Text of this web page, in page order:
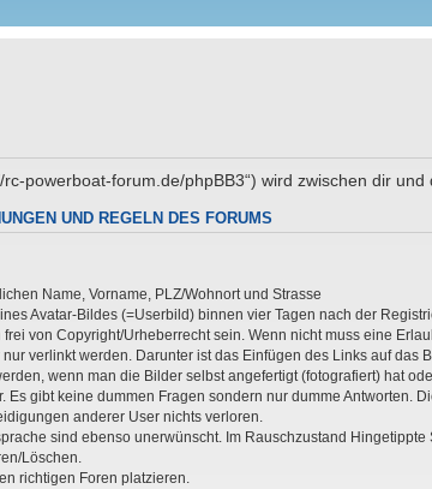
rc-powerboat-forum.de/phpBB3“) wird zwischen dir
UND REGELN DES FORUMS
Name, Vorname, PLZ/Wohnort und Strasse
Avatar-Bildes (=Userbild) binnen vier Tagen nach der
frei von Copyright/Urheberrecht sein. Wenn nicht muss eine
verlinkt werden. Darunter ist das Einfügen des Links auf
wenn man die Bilder selbst angefertigt (fotografiert) hat
Es gibt keine dummen Fragen sondern nur dumme Antworten.
anderer User nichts verloren.
sind ebenso unerwünscht. Im Rauschzustand
Löschen.
richtigen Foren platzieren.